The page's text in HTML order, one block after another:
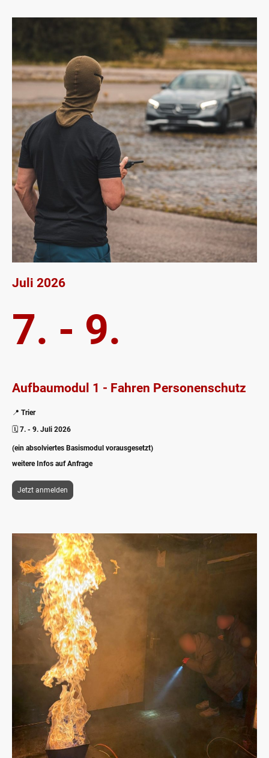
Juli 2026
7. - 9.
Aufbaumodul 1 - Fahren Personenschutz
📍 Trier
🗓️ 7. - 9. Juli 2026
(ein absolviertes Basismodul vorausgesetzt)
weitere Infos auf Anfrage
Jetzt anmelden